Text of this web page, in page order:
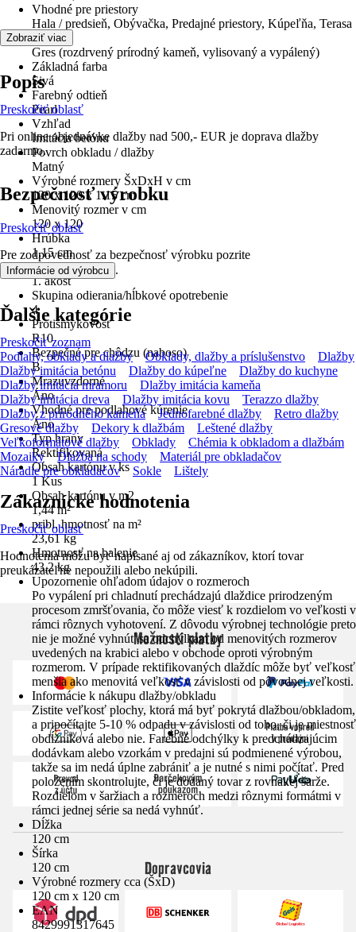
Vhodné pre priestory
Hala / predsieň, Obývačka, Predajné priestory, Kúpeľňa, Terasa
Materiál
Gres (rozdrvený prírodný kameň, vylisovaný a vypálený)
Základná farba
Sivá
Farebný odtieň
Pearl
Vzhľad
Imitácia betónu
Povrch obkladu / dlažby
Matný
Výrobné rozmery ŠxDxH v cm
120 x 120 x 1.15 cm
Menovitý rozmer v cm
120 x 120
Hrúbka
1,15 cm
Trieda
1. akosť
Skupina odierania/hĺbkové opotrebenie
4
Protišmykovosť
R10
Bezpečné pre chôdzu (naboso)
B
Mrazuvzdorné
Áno
Vhodné pre podlahové kúrenie
Áno
Typ hrany
Rektifikovaná
Obsah kartónu v ks
1 Kus
Obsah kartónu v m2
1,44 m²
pribl. hmotnosť na m²
23,61 kg
Hmotnosť na balenie
43,2 kg
Upozornenie ohľadom údajov o rozmeroch
Po vypálení pri chladnutí prechádzajú dlaždice prirodzeným
procesom zmršťovania, čo môže viesť k rozdielom vo veľkosti v
rámci rôznych vyhotovení. Z dôvodu výrobnej technológie preto
nie je možné vyhnúť sa odchýlkam od menovitých rozmerov
uvedených na krabici alebo v obchode oproti výrobným
rozmerom. V prípade rektifikovaných dlaždíc môže byť veľkosť
menšia ako menovitá veľkosť v závislosti od pôvodnej veľkosti.
Informácie k nákupu dlažby/obkladu
Zistite veľkosť plochy, ktorá má byť pokrytá dlažbou/obkladom,
a pripočítajte 5-10 % odpadu v závislosti od toho, či je miestnosť
obdĺžniková alebo nie. Farebné odchýlky k predchádzajúcim
dodávkam alebo vzorkám v predajni sú podmienené výrobou,
takže sa im nedá úplne zabrániť a je nutné s nimi počítať. Pred
položením skontrolujte, či je dodaný tovar z rovnakej šarže.
Rozdielom v šaržiach a rozmeroch medzi rôznymi formátmi v
rámci jednej série sa nedá vyhnúť.
Dĺžka
120 cm
Šírka
120 cm
Výrobné rozmery cca (ŠxD)
120 cm x 120 cm
EAN
8429991317645
Zobraziť viac
Popis
Preskočiť oblasť
Pri online objednávke dlažby nad 500,- EUR je doprava dlažby
zadarmo.
Bezpečnosť výrobku
Preskočiť oblasť
Pre zodpovednosť za bezpečnosť výrobku pozrite
Informácie od výrobcu .
Ďalšie kategórie
Preskočiť zoznam
Podlahy, obklady a dlažby
Obklady, dlažby a príslušenstvo
Dlažby
Dlažby imitácia betónu
Dlažby do kúpeľne
Dlažby do kuchyne
Dlažby imitácia mramoru
Dlažby imitácia kameňa
Dlažby imitácia dreva
Dlažby imitácia kovu
Terazzo dlažby
Dlažby z prírodného kameňa
Jednofarebné dlažby
Retro dlažby
Gresové dlažby
Dekory k dlažbám
Leštené dlažby
Veľkoformátové dlažby
Obklady
Chémia k obkladom a dlažbám
Mozaiky
Dlažba na schody
Materiál pre obkladačov
Náradie pre obkladačov
Sokle Lištely
Zákaznícke hodnotenia
Preskočiť oblasť
Hodnotenia môžu byť napísané aj od zákazníkov, ktorí tovar
preukázateľne nepoužili alebo nekúpili.
Možnosti platby
Dopravcovia